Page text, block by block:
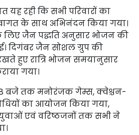
यह रही कि सभी परिवारों का
के साथ अभिनंदन किया गया।
लिए जैन पद्धति अनुसार भोजन की
दिगंबर जैन सोशल ग्रुप की
हुए रात्रि भोजन समयानुसार
गया।
बजे तक मनोरंजक गेम्स, क्वेश्चन-
का आयोजन किया गया,
एवं वरिष्ठजनों तक सभी ने